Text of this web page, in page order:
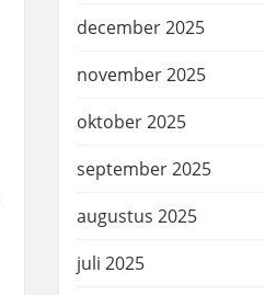
december 2025
november 2025
oktober 2025
september 2025
augustus 2025
juli 2025